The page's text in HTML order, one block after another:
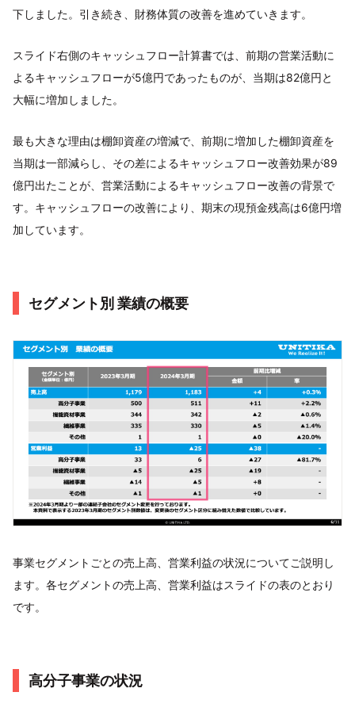
下しました。引き続き、財務体質の改善を進めていきます。
スライド右側のキャッシュフロー計算書では、前期の営業活動に
よるキャッシュフローが5億円であったものが、当期は82億円と
大幅に増加しました。
最も大きな理由は棚卸資産の増減で、前期に増加した棚卸資産を
当期は一部減らし、その差によるキャッシュフロー改善効果が89
億円出たことが、営業活動によるキャッシュフロー改善の背景で
す。キャッシュフローの改善により、期末の現預金残高は6億円増
加しています。
セグメント別 業績の概要
事業セグメントごとの売上高、営業利益の状況についてご説明し
ます。各セグメントの売上高、営業利益はスライドの表のとおり
です。
高分子事業の状況